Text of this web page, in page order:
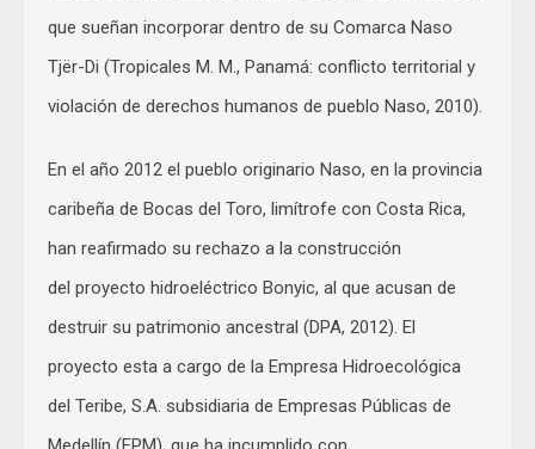
que sueñan incorporar dentro de su Comarca Naso
Tjër-Di (Tropicales M. M., Panamá: conflicto territorial y
violación de derechos humanos de pueblo Naso, 2010).
En el año 2012 el pueblo originario Naso, en la provincia
caribeña de Bocas del Toro, limítrofe con Costa Rica,
han reafirmado su rechazo a la construcción
del proyecto hidroeléctrico Bonyic, al que acusan de
destruir su patrimonio ancestral (DPA, 2012). El
proyecto esta a cargo de la Empresa Hidroecológica
del Teribe, S.A. subsidiaria de Empresas Públicas de